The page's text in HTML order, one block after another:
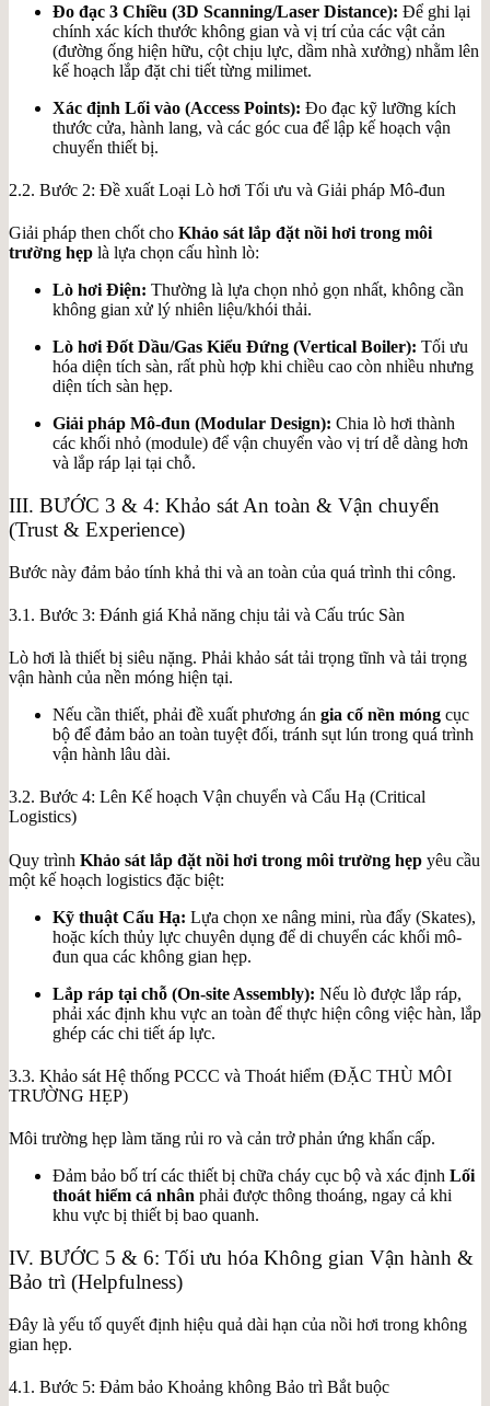
Đo đạc 3 Chiều (3D Scanning/Laser Distance): Để ghi lại
chính xác kích thước không gian và vị trí của các vật cản
(đường ống hiện hữu, cột chịu lực, dầm nhà xưởng) nhằm lên
kế hoạch lắp đặt chi tiết từng milimet.
Xác định Lối vào (Access Points): Đo đạc kỹ lưỡng kích
thước cửa, hành lang, và các góc cua để lập kế hoạch vận
chuyển thiết bị.
2.2. Bước 2: Đề xuất Loại Lò hơi Tối ưu và Giải pháp Mô-đun
Giải pháp then chốt cho Khảo sát lắp đặt nồi hơi trong môi
trường hẹp là lựa chọn cấu hình lò:
Lò hơi Điện: Thường là lựa chọn nhỏ gọn nhất, không cần
không gian xử lý nhiên liệu/khói thải.
Lò hơi Đốt Dầu/Gas Kiểu Đứng (Vertical Boiler): Tối ưu
hóa diện tích sàn, rất phù hợp khi chiều cao còn nhiều nhưng
diện tích sàn hẹp.
Giải pháp Mô-đun (Modular Design): Chia lò hơi thành
các khối nhỏ (module) để vận chuyển vào vị trí dễ dàng hơn
và lắp ráp lại tại chỗ.
III. BƯỚC 3 & 4: Khảo sát An toàn & Vận chuyển
(Trust & Experience)
Bước này đảm bảo tính khả thi và an toàn của quá trình thi công.
3.1. Bước 3: Đánh giá Khả năng chịu tải và Cấu trúc Sàn
Lò hơi là thiết bị siêu nặng. Phải khảo sát tải trọng tĩnh và tải trọng
vận hành của nền móng hiện tại.
Nếu cần thiết, phải đề xuất phương án gia cố nền móng cục
bộ để đảm bảo an toàn tuyệt đối, tránh sụt lún trong quá trình
vận hành lâu dài.
3.2. Bước 4: Lên Kế hoạch Vận chuyển và Cẩu Hạ (Critical
Logistics)
Quy trình Khảo sát lắp đặt nồi hơi trong môi trường hẹp yêu cầu
một kế hoạch logistics đặc biệt:
Kỹ thuật Cẩu Hạ: Lựa chọn xe nâng mini, rùa đẩy (Skates),
hoặc kích thủy lực chuyên dụng để di chuyển các khối mô-
đun qua các không gian hẹp.
Lắp ráp tại chỗ (On-site Assembly): Nếu lò được lắp ráp,
phải xác định khu vực an toàn để thực hiện công việc hàn, lắp
ghép các chi tiết áp lực.
3.3. Khảo sát Hệ thống PCCC và Thoát hiểm (ĐẶC THÙ MÔI
TRƯỜNG HẸP)
Môi trường hẹp làm tăng rủi ro và cản trở phản ứng khẩn cấp.
Đảm bảo bố trí các thiết bị chữa cháy cục bộ và xác định Lối
thoát hiểm cá nhân phải được thông thoáng, ngay cả khi
khu vực bị thiết bị bao quanh.
IV. BƯỚC 5 & 6: Tối ưu hóa Không gian Vận hành &
Bảo trì (Helpfulness)
Đây là yếu tố quyết định hiệu quả dài hạn của nồi hơi trong không
gian hẹp.
4.1. Bước 5: Đảm bảo Khoảng không Bảo trì Bắt buộc